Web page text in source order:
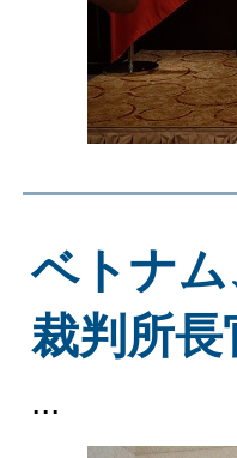
ベトナ
裁判所
...